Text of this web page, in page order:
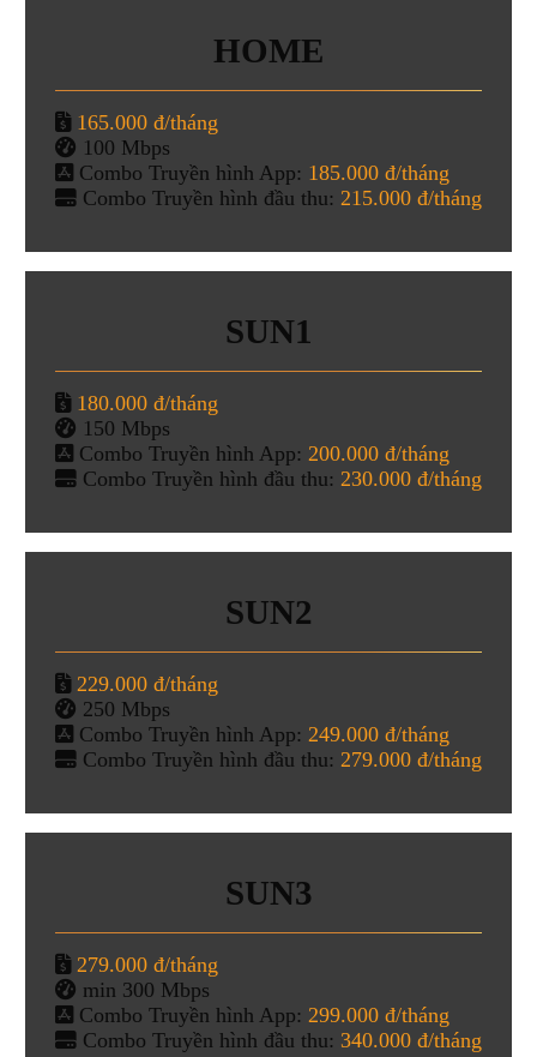
HOME
165.000 đ/tháng
100 Mbps
Combo Truyền hình App: 185.000 đ/tháng
Combo Truyền hình đầu thu: 215.000 đ/tháng
SUN1
180.000 đ/tháng
150 Mbps
Combo Truyền hình App: 200.000 đ/tháng
Combo Truyền hình đầu thu: 230.000 đ/tháng
SUN2
229.000 đ/tháng
250 Mbps
Combo Truyền hình App: 249.000 đ/tháng
Combo Truyền hình đầu thu: 279.000 đ/tháng
SUN3
279.000 đ/tháng
min 300 Mbps
Combo Truyền hình App: 299.000 đ/tháng
Combo Truyền hình đầu thu: 340.000 đ/tháng